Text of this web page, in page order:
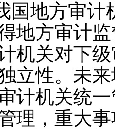
国地方审
地方审计
机关对下
立性。未
计机关统
理，重大